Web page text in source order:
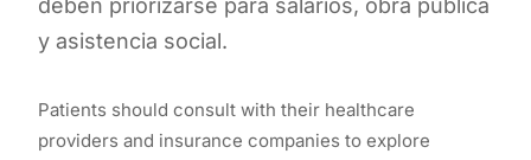
deben priorizarse para salarios, obra pública
y asistencia social.
Patients should consult with their healthcare
providers and insurance companies to explore